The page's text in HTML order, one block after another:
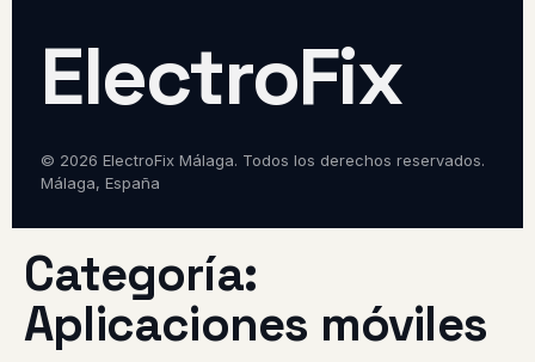
ElectroFix
© 2026 ElectroFix Málaga. Todos los derechos reservados.
Málaga, España
Categoría:
Aplicaciones móviles